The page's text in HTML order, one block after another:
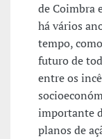
de Coimbra
há vários
tempo,
futuro de
entre os
importante
planos de